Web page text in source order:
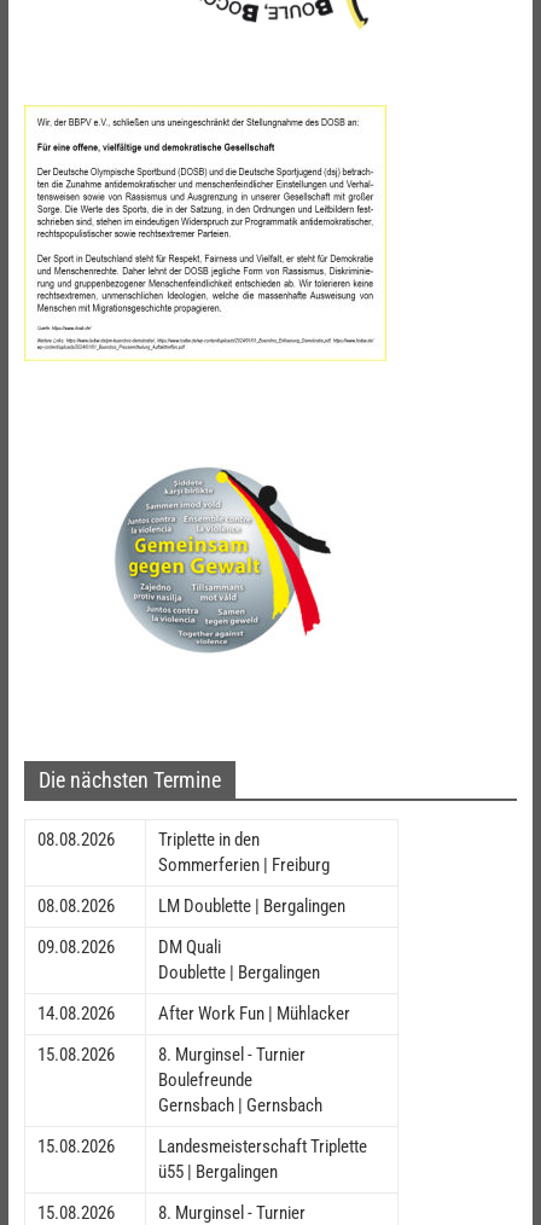
Die nächsten Termine
08.08.2026
Triplette in den
Sommerferien | Freiburg
08.08.2026
LM Doublette | Bergalingen
09.08.2026
DM Quali
Doublette | Bergalingen
14.08.2026
After Work Fun | Mühlacker
15.08.2026
8. Murginsel - Turnier
Boulefreunde
Gernsbach | Gernsbach
15.08.2026
Landesmeisterschaft Triplette
ü55 | Bergalingen
15.08.2026
8. Murginsel - Turnier